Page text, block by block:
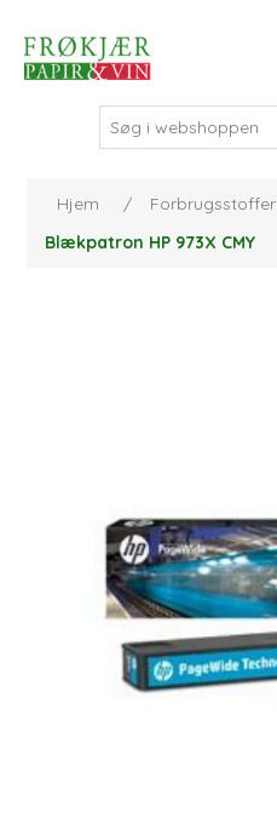
Hjem / Forbrugsstoffer
Blækpatron HP 973X CMY